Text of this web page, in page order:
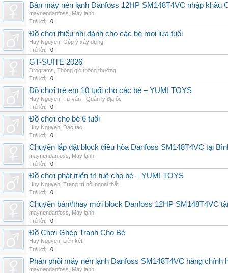
Bán máy nén lạnh Danfoss 12HP SM148T4VC nhập khẩu
maynendanfoss
Máy lạnh
Trả lời:
0
Đồ chơi thiếu nhi dành cho các bé mọi lứa tuổi
Huy Nguyen Góp ý xây dựng
Trả lời:
0
GT-SUITE 2026
Drograms Thông gió thông thường
Trả lời:
0
Đồ chơi trẻ em 10 tuổi cho các bé – YUMI TOYS
Huy Nguyen Tư vấn - Quản lý địa ốc
Trả lời:
0
Đồ chơi cho bé 6 tuổi
Huy Nguyen Đào tạo
Trả lời:
0
Chuyên lắp đặt block điều hòa Danfoss SM148T4VC tại
maynendanfoss
Máy lạnh
Trả lời:
0
Đồ chơi phát triển trí tuệ cho bé – YUMI TOYS
Huy Nguyen Trang trí nội ngoại thất
Trả lời:
0
Chuyên bán#thay mới block Danfoss 12HP SM148T4VC
maynendanfoss
Máy lạnh
Trả lời:
0
Đồ Chơi Ghép Tranh Cho Bé
Huy Nguyen Liên kết
Trả lời:
0
Phân phối máy nén lạnh Danfoss SM148T4VC hàng chính
maynendanfoss
Máy lạnh